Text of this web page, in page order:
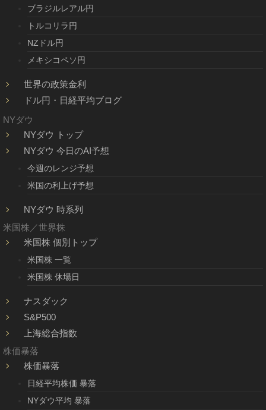
ブラジルレアル円
トルコリラ円
NZドル円
メキシコペソ円
世界の政策金利
ドル円・日経平均ブログ
NYダウ
NYダウ トップ
NYダウ 今日のAI予想
今週のレンジ予想
米国の利上げ予想
NYダウ 時系列
米国株／世界株
米国株 個別トップ
米国株 一覧
米国株 休場日
ナスダック
S&P500
上海総合指数
株価暴落
株価暴落
日経平均株価 暴落
NYダウ平均 暴落